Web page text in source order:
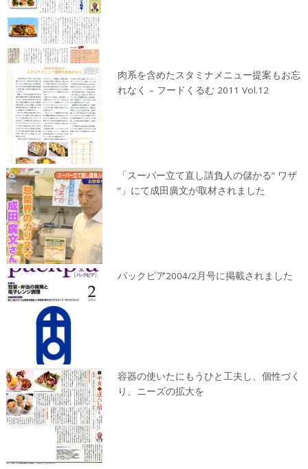
肉系を含めたスタミナメニュー提案もお忘
れなく – フードくるむ 2011 Vol.12
「スーパー立て直し請負人の儲かる” ワザ
”」にて成田廣文が取材されました
パックピア2004/2月号に掲載されました
容器の使いたにもうひと工夫し、個性づく
り、ニーズの拡大を